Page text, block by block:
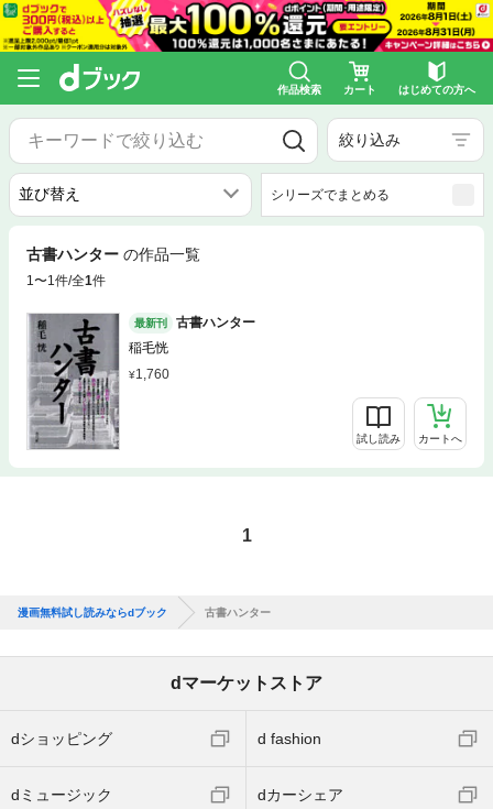
作品検索 カート はじめての方へ
絞り込み
シリーズでまとめる
古書ハンター の作品一覧
1〜1件/全1件
最新刊
古書ハンター
稲毛恍
1,760
試し読み カートへ
1
漫画無料試し読みならdブック 古書ハンター
dマーケットストア
dショッピング d fashion
dミュージック dカーシェア